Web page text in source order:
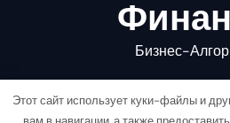
Бизнес-
Этот сайт использует куки-файлы и